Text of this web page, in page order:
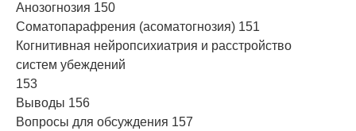
Анозогнозия 150
Соматопарафрения (асоматогнозия) 151
Когнитивная нейропсихиатрия и расстройство
систем убеждений
153
Выводы 156
Вопросы для обсуждения 157